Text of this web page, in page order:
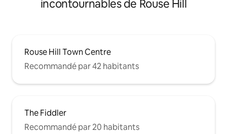
incontournables de Rouse Hill
Rouse Hill Town Centre
Recommandé par 42 habitants
The Fiddler
Recommandé par 20 habitants